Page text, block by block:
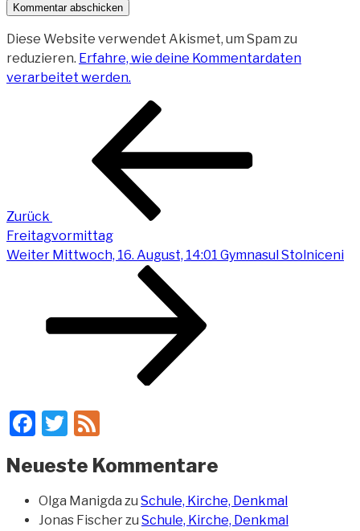
Diese Website verwendet Akismet, um Spam zu
reduzieren. Erfahre, wie deine Kommentardaten
verarbeitet werden.
Beitragsnavigation
Zurück
Freitagvormittag
Nächster
Weiter Mittwoch, 16. August, 14:01 Gymnasul Stolniceni
Facebook
Twitter
Neueste Kommentare
Olga Manigda zu Schule, Kirche, Denkmal
Jonas Fischerzu Schule, Kirche, Denkmal